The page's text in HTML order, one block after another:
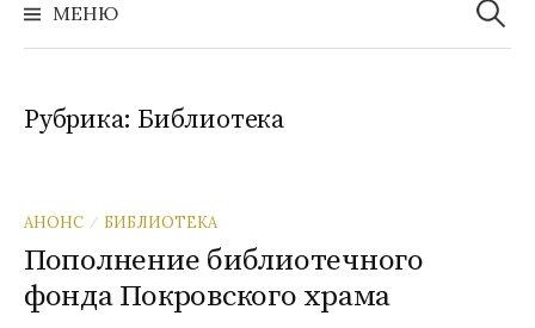
МЕНЮ
Рубрика: Библиотека
АНОНС / БИБЛИОТЕКА
Пополнение библиотечного
фонда Покровского храма